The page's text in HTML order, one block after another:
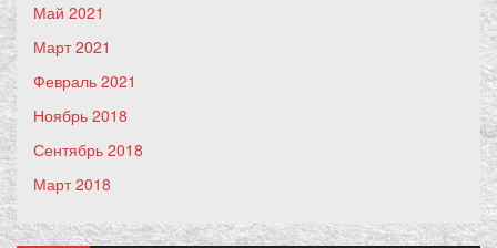
Май 2021
Март 2021
Февраль 2021
Ноябрь 2018
Сентябрь 2018
Март 2018